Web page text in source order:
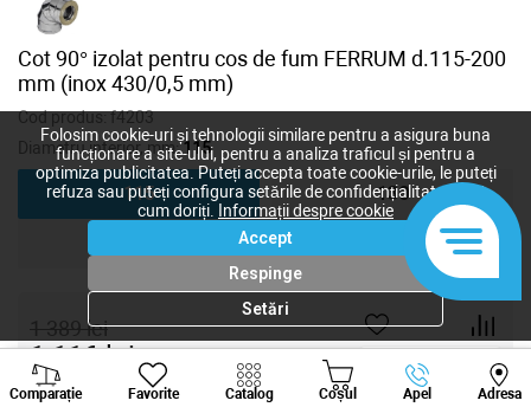
Cot 90° izolat pentru cos de fum FERRUM d.115-200
mm (inox 430/0,5 mm)
Cod produs:f4203
Diametru interior, mm:115
115 130
1 389lei
1 116lei
Comparație Favorite Catalog Coșul Apel Adresa
Viber Whatsapp
Folosim cookie-uri și tehnologii similare pentru a asigura buna
funcționare a site-ului, pentru a analiza traficul și pentru a
optimiza publicitatea. Puteți accepta toate cookie-urile, le puteți
refuza sau puteți configura setările de confidențialitate după
cum doriți.
Informații despre cookie
Accept
Respinge
Setări